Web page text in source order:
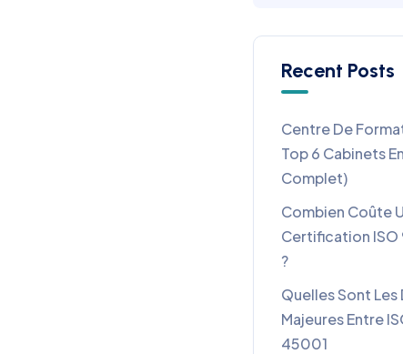
Recent Posts
Centre De
Top 6 Cabinets
Complet)
Combien Coûte
Certification ISO
?
Quelles Sont
Majeures Entre
45001